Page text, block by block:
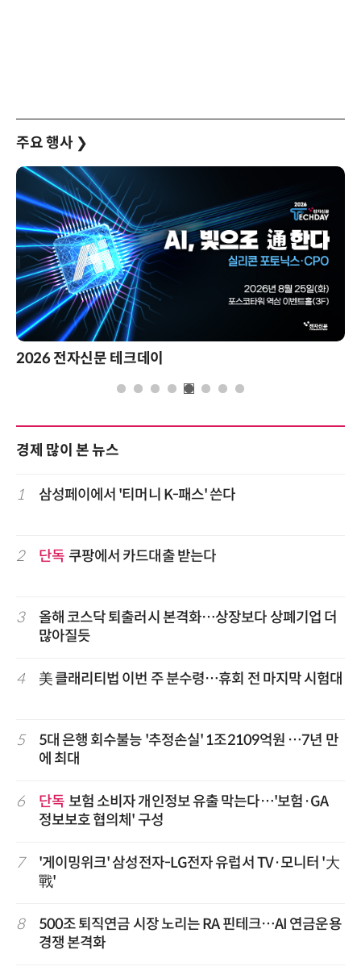
주요 행사 ❯
2026 전자신문 테크데이
경제 많이 본 뉴스
1 삼성페이에서 '티머니 K-패스' 쓴다
2 단독 쿠팡에서 카드대출 받는다
3
올해 코스닥 퇴출러시 본격화…상장보다 상폐기업 더
많아질듯
4 美 클래리티법 이번 주 분수령…휴회 전 마지막 시험대
5
5대 은행 회수불능 '추정손실' 1조2109억원 …7년 만
에 최대
6 단독 보험 소비자 개인정보 유출 막는다…'보험·GA
정보보호 협의체' 구성
7
'게이밍위크' 삼성전자-LG전자 유럽서 TV·모니터 '大
戰'
8
500조 퇴직연금 시장 노리는 RA 핀테크…AI 연금운용
경쟁 본격화